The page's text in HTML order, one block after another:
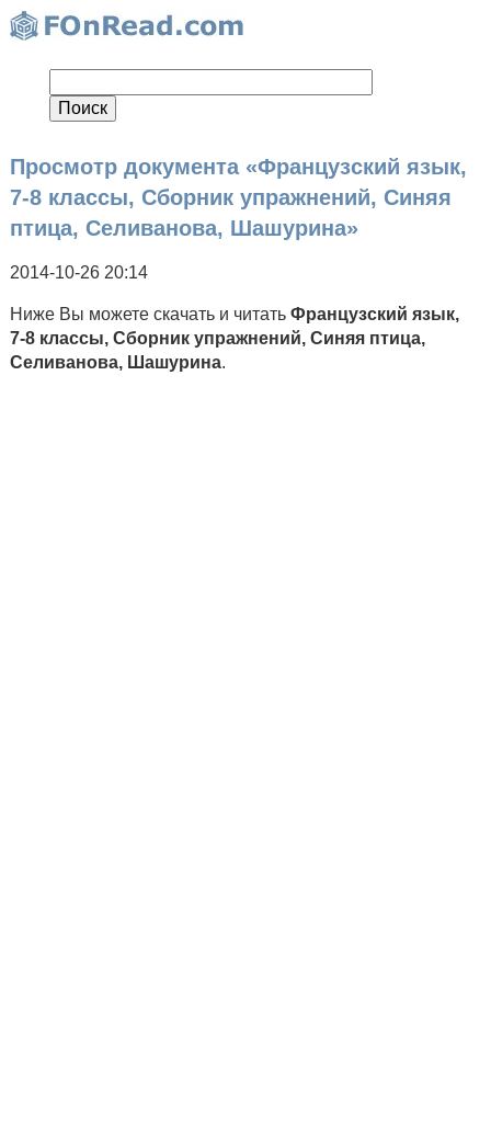
Просмотр документа «Французский язык,
7-8 классы, Сборник упражнений, Синяя
птица, Селиванова, Шашурина»
2014-10-26 20:14
Ниже Вы можете скачать и читать Французский язык,
7-8 классы, Сборник упражнений, Синяя птица,
Селиванова, Шашурина.